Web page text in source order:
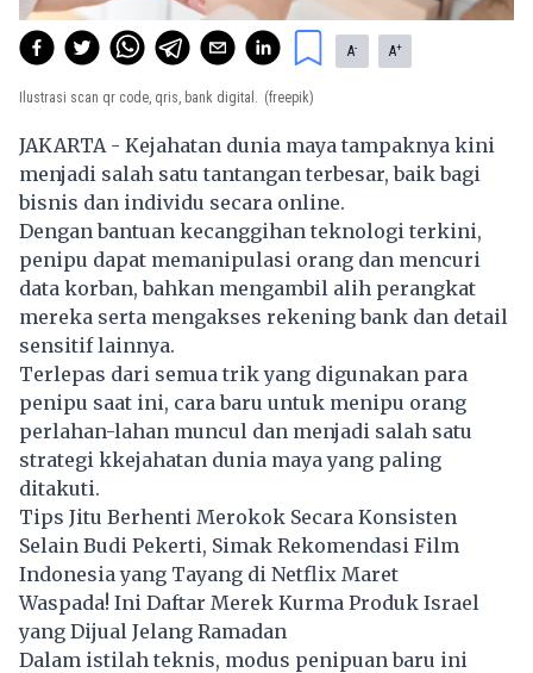
A- A+
Ilustrasi scan qr code, qris, bank digital. (freepik)
JAKARTA - Kejahatan dunia maya tampaknya kini
menjadi salah satu tantangan terbesar, baik bagi
bisnis dan individu secara online.
Dengan bantuan kecanggihan teknologi terkini,
penipu dapat memanipulasi orang dan mencuri
data korban, bahkan mengambil alih perangkat
mereka serta mengakses rekening bank dan detail
sensitif lainnya.
Terlepas dari semua trik yang digunakan para
penipu saat ini, cara baru untuk menipu orang
perlahan-lahan muncul dan menjadi salah satu
strategi kkejahatan dunia maya yang paling
ditakuti.
Tips Jitu Berhenti Merokok Secara Konsisten
Selain Budi Pekerti, Simak Rekomendasi Film
Indonesia yang Tayang di Netflix Maret
Waspada! Ini Daftar Merek Kurma Produk Israel
yang Dijual Jelang Ramadan
Dalam istilah teknis, modus penipuan baru ini